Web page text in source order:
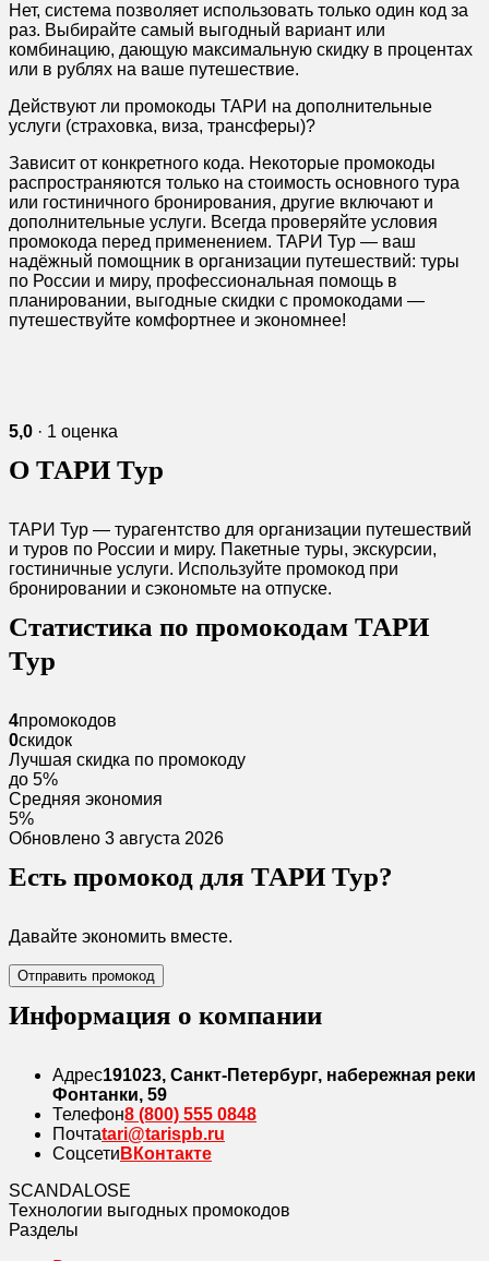
Нет, система позволяет использовать только один код за
раз. Выбирайте самый выгодный вариант или
комбинацию, дающую максимальную скидку в процентах
или в рублях на ваше путешествие.
Действуют ли промокоды ТАРИ на дополнительные
услуги (страховка, виза, трансферы)?
Зависит от конкретного кода. Некоторые промокоды
распространяются только на стоимость основного тура
или гостиничного бронирования, другие включают и
дополнительные услуги. Всегда проверяйте условия
промокода перед применением. ТАРИ Тур — ваш
надёжный помощник в организации путешествий: туры
по России и миру, профессиональная помощь в
планировании, выгодные скидки с промокодами —
путешествуйте комфортнее и экономнее!
5,0 · 1 оценка
О ТАРИ Тур
ТАРИ Тур — турагентство для организации путешествий
и туров по России и миру. Пакетные туры, экскурсии,
гостиничные услуги. Используйте промокод при
бронировании и сэкономьте на отпуске.
Статистика по промокодам ТАРИ
Тур
4промокодов
0скидок
Лучшая скидка по промокоду
до 5%
Средняя экономия
5%
Обновлено 3 августа 2026
Есть промокод для ТАРИ Тур?
Давайте экономить вместе.
Отправить промокод
Информация о компании
Адрес191023, Санкт-Петербург, набережная реки
Фонтанки, 59
Телефон8 (800) 555 0848
Почтаtari@tarispb.ru
Соцсети ВКонтакте
SCANDALOSE
Технологии выгодных промокодов
Разделы